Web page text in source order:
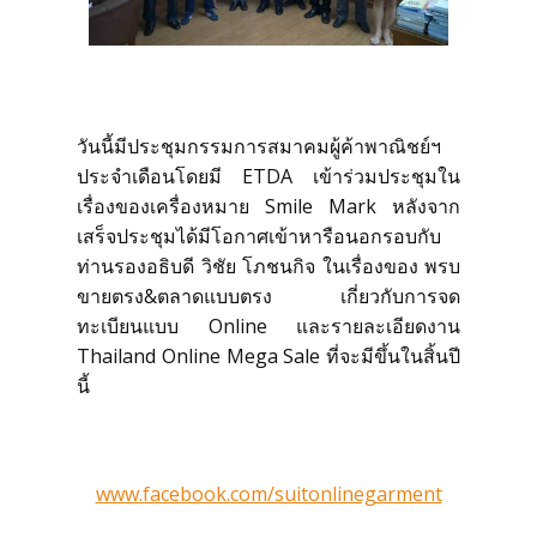
แอดไลน์ @suitonline
Login
วันนี้มีประชุมกรรมการสมาคมผู้ค้าพาณิชย์ฯ
ประจำเดือนโดยมี ETDA เข้าร่วมประชุมใน
เรื่องของเครื่องหมาย Smile Mark หลังจาก
เสร็จประชุมได้มีโอกาศเข้าหารือนอกรอบกับ
ท่านรองอธิบดี วิชัย โภชนกิจ ในเรื่องของ พรบ
ขายตรง&ตลาดแบบตรง เกี่ยวกับการจด
ทะเบียนแบบ Online และรายละเอียดงาน
Thailand Online Mega Sale ที่จะมีขึ้นในสิ้นปี
นี้
www.facebook.com/suitonlinegarment